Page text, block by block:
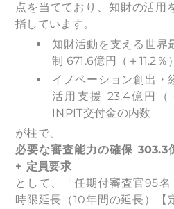
点を当てており、知財の活用
指しています。
知財活動を支える世界
制 671.6億円（＋11.2％
イノベーション創出・
活用支援 23.4億円（
INPIT交付金の内数
が柱で、
必要な審査能力の確保 303.3
+ 定員要求
として、「任期付審査官95
時限延長（10年間の延長）【